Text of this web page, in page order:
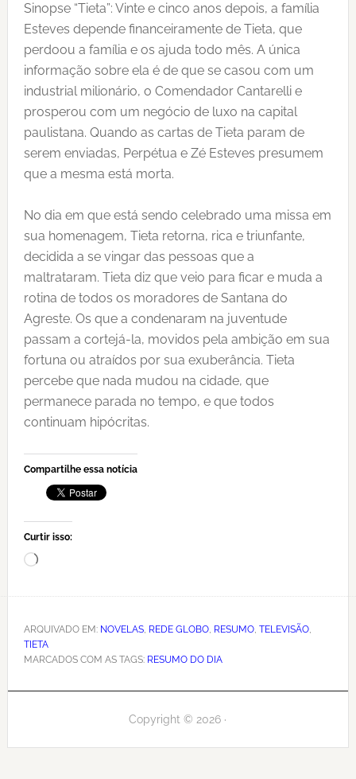
Sinopse “Tieta”: Vinte e cinco anos depois, a família
Esteves depende financeiramente de Tieta, que
perdoou a família e os ajuda todo mês. A única
informação sobre ela é de que se casou com um
industrial milionário, o Comendador Cantarelli e
prosperou com um negócio de luxo na capital
paulistana. Quando as cartas de Tieta param de
serem enviadas, Perpétua e Zé Esteves presumem
que a mesma está morta.
No dia em que está sendo celebrado uma missa em
sua homenagem, Tieta retorna, rica e triunfante,
decidida a se vingar das pessoas que a
maltrataram. Tieta diz que veio para ficar e muda a
rotina de todos os moradores de Santana do
Agreste. Os que a condenaram na juventude
passam a cortejá-la, movidos pela ambição em sua
fortuna ou atraídos por sua exuberância. Tieta
percebe que nada mudou na cidade, que
permanece parada no tempo, e que todos
continuam hipócritas.
Compartilhe essa notícia
Curtir isso:
Carregando...
ARQUIVADO EM: NOVELAS, REDE GLOBO, RESUMO, TELEVISÃO,
TIETA
MARCADOS COM AS TAGS: RESUMO DO DIA
Copyright © 2026 ·